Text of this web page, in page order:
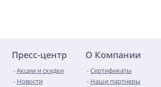
Пресс-центр
Акции и скидки
Новости
О Компании
Сертификаты
Наши партнеры